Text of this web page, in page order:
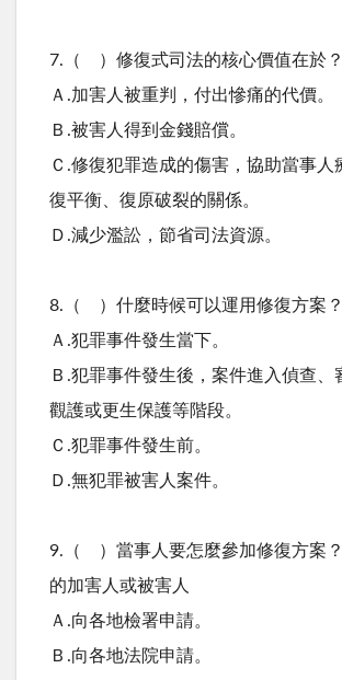
7.（ ）修復式司法的核心價值在於？
Ａ.加害人被重判，付出慘痛的代價。
Ｂ.被害人得到金錢賠償。
Ｃ.修復犯罪造成的傷害，協助當事人
復平衡、復原破裂的關係。
Ｄ.減少濫訟，節省司法資源。
8.（ ）什麼時候可以運用修復方案？
Ａ.犯罪事件發生當下。
Ｂ.犯罪事件發生後，案件進入偵查、
觀護或更生保護等階段。
Ｃ.犯罪事件發生前。
Ｄ.無犯罪被害人案件。
9.（ ）當事人要怎麼參加修復方案
的加害人或被害人
Ａ.向各地檢署申請。
Ｂ.向各地法院申請。